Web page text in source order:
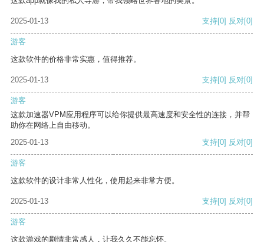
2025-01-13 支持[0] 反对[0]
游客
这款软件的价格非常实惠，值得推荐。
2025-01-13 支持[0] 反对[0]
游客
这款加速器VPM应用程序可以给你提供最高速度和安全性的连接，并帮
助你在网络上自由移动。
2025-01-13
支持[0] 反对[0]
游客
这款软件的设计非常人性化，使用起来非常方便。
2025-01-13 支持[0] 反对[0]
游客
这款游戏的剧情非常感人，让我久久不能忘怀。